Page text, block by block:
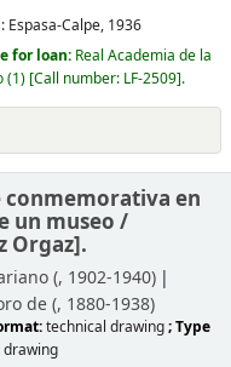
Espasa-Calpe, 1936
for loan: Real Academia de la
(1) Call number: LF-2509 .
en
un museo /
Orgaz].
(, 1902-1940)
de (, 1880-1938)
technical drawing; Type